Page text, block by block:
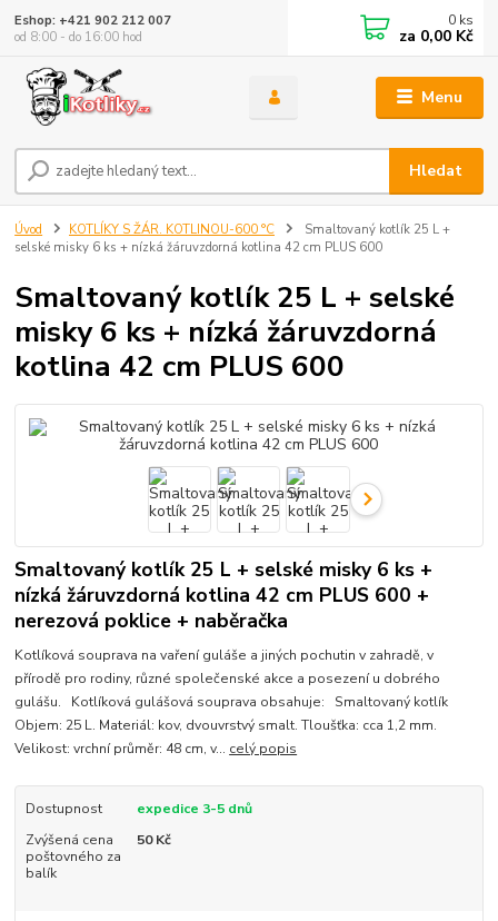
Menu
Hledat
Eshop: +421 902 212 007
od 8:00 - do 16:00 hod
0 ks
za 0,00 Kč
Úvod KOTLÍKY S ŽÁR. KOTLINOU-600 °C
Smaltovaný kotlík 25 L +
selské misky 6 ks + nízká žáruvzdorná kotlina 42 cm PLUS 600
Smaltovaný kotlík 25 L + selské
misky 6 ks + nízká žáruvzdorná
kotlina 42 cm PLUS 600
Smaltovaný kotlík 25 L + selské misky 6 ks +
nízká žáruvzdorná kotlina 42 cm PLUS 600 +
nerezová poklice + naběračka
Kotlíková souprava na vaření guláše a jiných pochutin v zahradě, v
přírodě pro rodiny, různé společenské akce a posezení u dobrého
gulášu. Kotlíková gulášová souprava obsahuje: Smaltovaný kotlík
Objem: 25 L. Materiál: kov, dvouvrstvý smalt. Tloušťka: cca 1,2 mm.
Velikost: vrchní průměr: 48 cm, v... celý popis
Dostupnost
expedice 3-5 dnů
Zvýšená cena
poštovného za
balík
50 Kč